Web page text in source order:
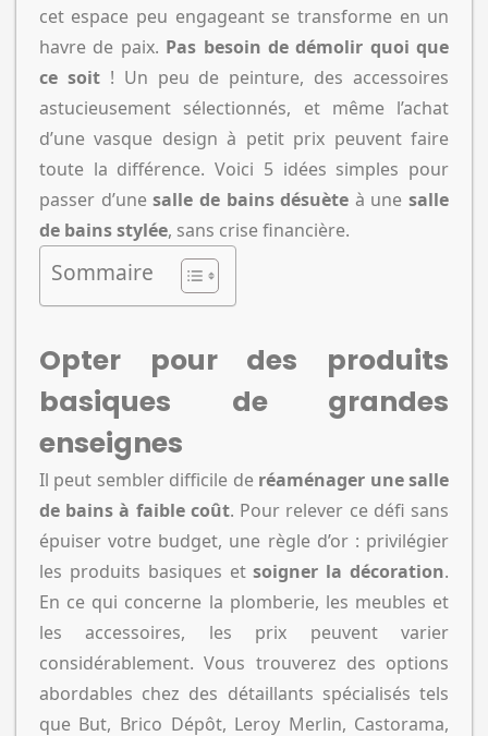
cet espace peu engageant se transforme en un
havre de paix. Pas besoin de démolir quoi que
ce soit! Un peu de peinture, des accessoires
astucieusement sélectionnés, et même l’achat
d’une vasque design à petit prix peuvent faire
toute la différence. Voici 5 idées simples pour
passer d’unesalle de bains désuète à unesalle
de bains stylée, sans crise financière.
Sommaire
Opter pour des produits
basiques de grandes
enseignes
Il peut sembler difficile de réaménager une salle
de bains à faible coût. Pour relever ce défi sans
épuiser votre budget, une règle d’or : privilégier
les produits basiques etsoigner la décoration.
En ce qui concerne la plomberie, les meubles et
les accessoires, les prix peuvent varier
considérablement. Vous trouverez des options
abordables chez des détaillants spécialisés tels
que But, Brico Dépôt, Leroy Merlin, Castorama,